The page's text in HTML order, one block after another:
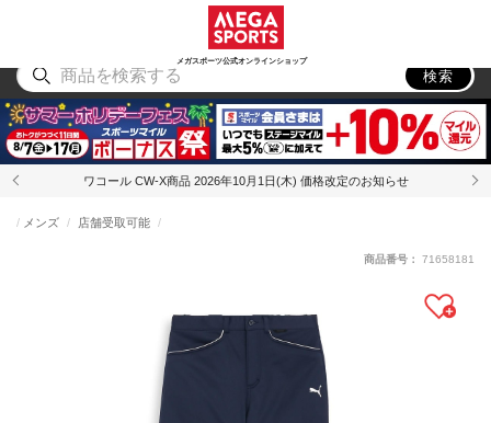
メガスポーツ公式オンラインショップ
アウトドア
検索
ワコール CW-X商品 2026年10月1日(木) 価格改定のお知らせ
メンズ 店舗受取可能
商品番号： 71658181